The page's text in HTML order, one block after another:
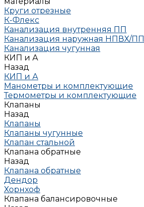
Круги отрезные
К-Флекс
Канализация внутренняя ПП
Канализация наружная НПВХ/ПП
Канализация чугунная
КИП и А
Назад
КИП и А
Манометры и комплектующие
Термометры и комплектующие
Клапаны
Назад
Клапаны
Клапаны чугунные
Клапан стальной
Клапана обратные
Назад
Клапана обратные
Дендор
Хорнхоф
Клапана балансировочные